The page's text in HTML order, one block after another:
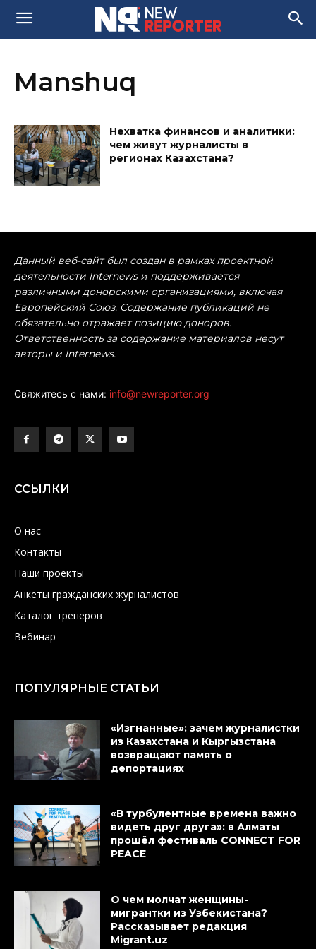
Manshuq
Нехватка финансов и аналитики:
чем живут журналисты в
регионах Казахстана?
Данный веб-сайт был создан в рамках проектной
деятельности Internews и поддерживается
различными донорскими организациями, включая
Европейский Союз. Содержание публикаций не
обязательно отражает позицию доноров.
Ответственность за содержание материалов несут
авторы и Internews.
Свяжитесь с нами: info@newreporter.org
ССЫЛКИ
О нас
Контакты
Наши проекты
Анкеты гражданских журналистов
Каталог тренеров
Вебинар
ПОПУЛЯРНЫЕ СТАТЬИ
«Изгнанные»: зачем журналистки
из Казахстана и Кыргызстана
возвращают память о
депортациях
«В турбулентные времена важно
видеть друг друга»: в Алматы
прошёл фестиваль CONNECT FOR
PEACE
О чем молчат женщины-
мигрантки из Узбекистана?
Рассказывает редакция
Migrant.uz